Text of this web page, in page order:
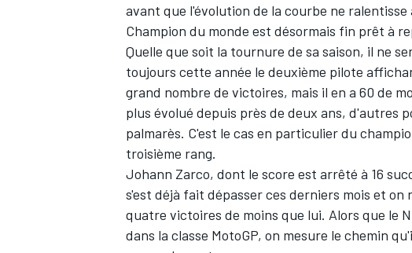
avant que l'évolution de la courbe ne
Champion du monde est désormais fin prêt à
Quelle que soit la tournure de sa saison, il ne
toujours cette année le deuxième pilote
grand nombre de victoires, mais il en a 60 de
plus évolué depuis près de deux ans, d'autres
palmarès. C'est le cas en particulier du
troisième rang.
Johann Zarco, dont le score est arrêté à 16
s'est déjà fait dépasser ces derniers mois et
quatre victoires de moins que lui. Alors que le
dans la classe MotoGP, on mesure le chemin